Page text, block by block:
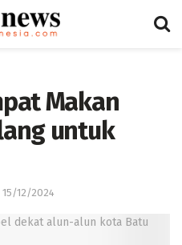
Makan
untuk
15/12/2024